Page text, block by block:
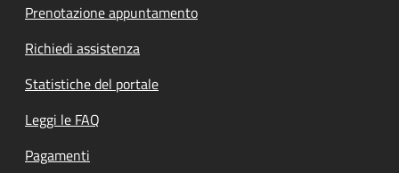
Prenotazione appuntamento
Richiedi assistenza
Statistiche del portale
Leggi le FAQ
Pagamenti